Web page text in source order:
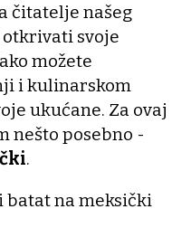
čitatelje našeg
svoje
možete
i kulinarskom
ukućane. Za ovaj
nešto posebno -
.
batat na meksički